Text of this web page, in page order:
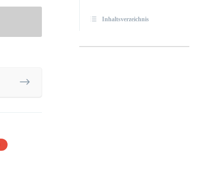
Inhaltsverzeichnis